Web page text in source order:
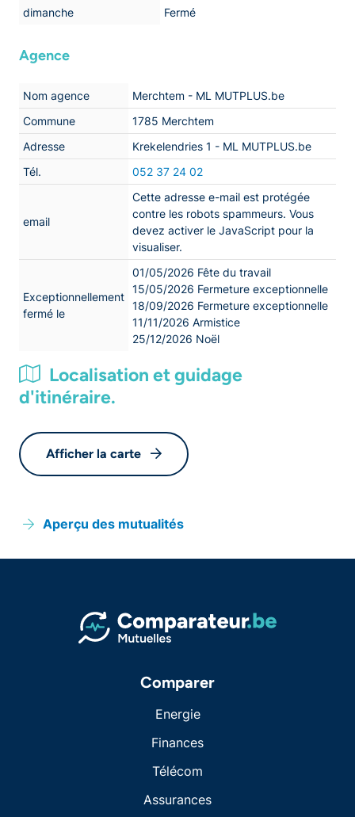
dimanche
Fermé
Agence
Nom agence
Merchtem - ML MUTPLUS.be
Commune
1785 Merchtem
Adresse
Krekelendries 1 - ML MUTPLUS.be
Tél.
052 37 24 02
email
Cette adresse e-mail est protégée
contre les robots spammeurs. Vous
devez activer le JavaScript pour la
visualiser.
Exceptionnellement
fermé le
01/05/2026 Fête du travail
15/05/2026 Fermeture exceptionnelle
18/09/2026 Fermeture exceptionnelle
11/11/2026 Armistice
25/12/2026 Noël
Localisation et guidage
d'itinéraire.
Afficher la carte
Aperçu des mutualités
Comparer
Energie
Finances
Télécom
Assurances